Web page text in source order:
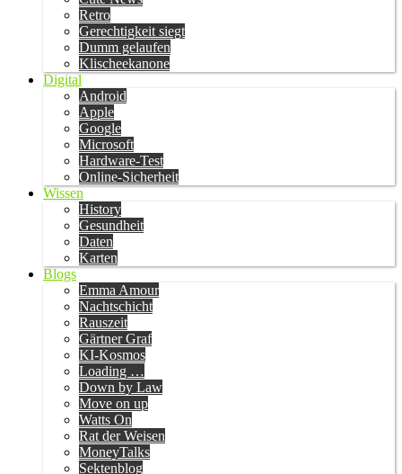
Retro
Gerechtigkeit siegt
Dumm gelaufen
Klischeekanone
Digital
Android
Apple
Google
Microsoft
Hardware-Test
Online-Sicherheit
Wissen
History
Gesundheit
Daten
Karten
Blogs
Emma Amour
Nachtschicht
Rauszeit
Gärtner Graf
KI-Kosmos
Loading …
Down by Law
Move on up
Watts On
Rat der Weisen
MoneyTalks
Sektenblog